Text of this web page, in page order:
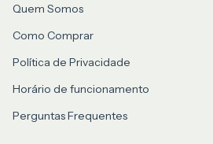
Quem Somos
Como Comprar
Política de Privacidade
Horário de funcionamento
Perguntas Frequentes